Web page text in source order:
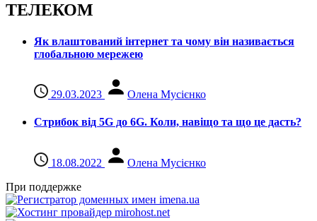
ТЕЛЕКОМ
Як влаштований інтернет та чому він називається
глобальною мережею
29.03.2023 Олена Мусієнко
Стрибок від 5G до 6G. Коли, навіщо та що це даcть?
18.08.2022
Олена Мусієнко
При поддержке